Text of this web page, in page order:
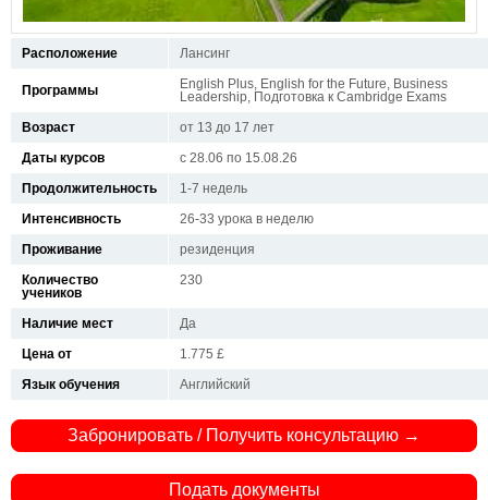
Расположение Лансинг
Программы
English Plus, English for the Future, Business
Leadership, Подготовка к Cambridge Exams
Возраст
от 13 до 17 лет
Даты курсов
с 28.06 по 15.08.26
Продолжительность
1-7 недель
Интенсивность
26-33 урока в неделю
Проживание
резиденция
Количество
учеников
230
Наличие мест
Да
Цена от
1.775 £
Язык обучения
Английский
Забронировать / Получить консультацию →
Подать документы